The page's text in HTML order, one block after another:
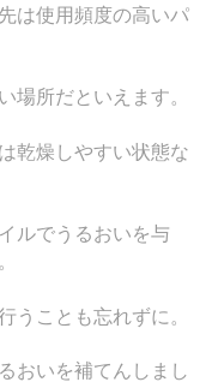
は使用頻度の高いパ
場所だといえます。
乾燥しやすい状態な
ルでうるおいを与
うことも忘れずに。
おいを補てんしまし